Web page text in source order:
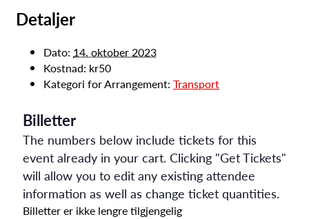
Detaljer
Dato: 14. oktober 2023
Kostnad: kr50
Kategori for Arrangement: Transport
Billetter
The numbers below include tickets for this
event already in your cart. Clicking "Get Tickets"
will allow you to edit any existing attendee
information as well as change ticket quantities.
Billetter er ikke lengre tilgjengelig